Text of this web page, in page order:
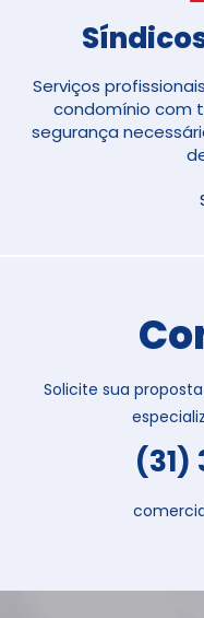
Serviços
condomínio com
segurança
Solicite sua
(31)